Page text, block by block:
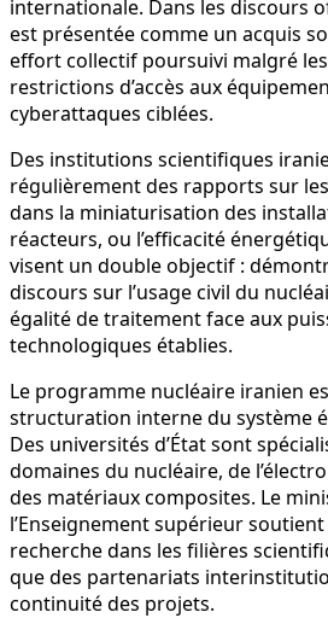
internationale. Dans les discours
est présentée comme un acquis
effort collectif poursuivi malgré
restrictions d’accès aux
cyberattaques ciblées.
Des institutions scientifiques
régulièrement des rapports sur
dans la miniaturisation des
réacteurs, ou l’efficacité
visent un double objectif :
discours sur l’usage civil du
égalité de traitement face aux
technologiques établies.
Le programme nucléaire iranien
structuration interne du système
Des universités d’État sont
domaines du nucléaire, de
des matériaux composites. Le
l’Enseignement supérieur
recherche dans les filières
que des partenariats
continuité des projets.